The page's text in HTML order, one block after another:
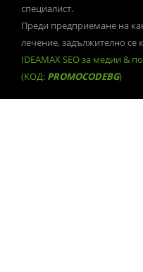
специалист.
Преди предприемане на
лечение, задължително се
IDEAMAX SEO за медии &
(КОД: PROMOCODEBG)